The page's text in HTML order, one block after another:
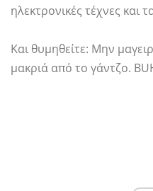
ηλεκτρονικές τέχνες και
Και θυμηθείτε: Μην
μακριά από το γάντζο.